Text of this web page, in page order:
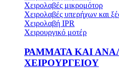
Χειρολαβές μικρομότορ
Χειρολαβές υπερήχων και
Χειρολαβή IPR
Χειρουργικό μοτέρ
ΡΑΜΜΑΤΑ ΚΑΙ
ΧΕΙΡΟΥΡΓΕΙΟΥ